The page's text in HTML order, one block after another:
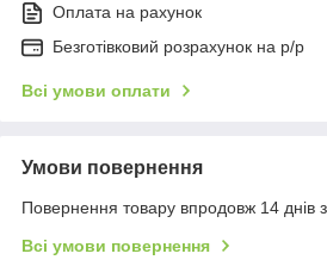
Оплата на рахунок
Безготівковий розрахунок на р/р
Всі умови оплати
Умови повернення
Повернення товару впродовж 14 днів
Всі умови повернення